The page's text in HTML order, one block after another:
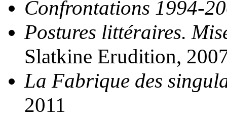
Confrontations 1994-
Postures littéraires.
Slatkine Erudition,
La Fabrique des
2011